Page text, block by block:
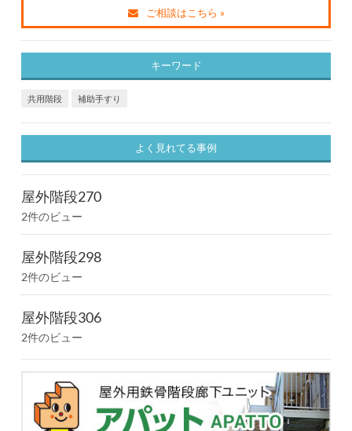
ご相談はこちら »
キーワード
共用階段 補助手すり
よく見れてる事例
屋外階段270
2件のビュー
屋外階段298
2件のビュー
屋外階段306
2件のビュー